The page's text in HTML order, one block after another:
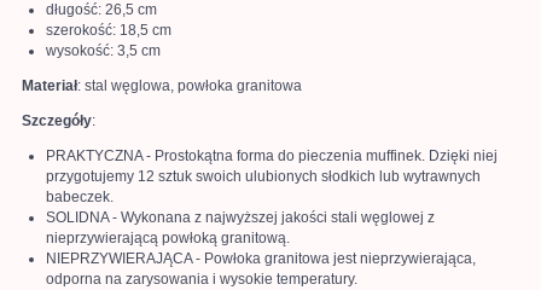
długość: 26,5 cm
szerokość: 18,5 cm
wysokość: 3,5 cm
Materiał: stal węglowa, powłoka granitowa
Szczegóły:
PRAKTYCZNA - Prostokątna forma do pieczenia muffinek. Dzięki niej
przygotujemy 12 sztuk swoich ulubionych słodkich lub wytrawnych
babeczek.
SOLIDNA - Wykonana z najwyższej jakości stali węglowej z
nieprzywierającą powłoką granitową.
NIEPRZYWIERAJĄCA - Powłoka granitowa jest nieprzywierająca,
odporna na zarysowania i wysokie temperatury.